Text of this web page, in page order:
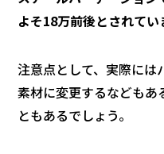
よそ18万前後とされてい
注意点として、実際には
素材に変更するなどもあ
ともあるでしょう。